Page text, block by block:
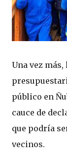
Una vez
público en
cauce de
que podría
vecinos.